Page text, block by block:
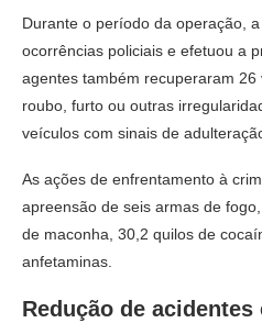
Durante o período da operação,
ocorrências policiais e efetuou a
agentes também recuperaram
roubo, furto ou outras
veículos com sinais de
As ações de enfrentamento à
apreensão de seis armas de
de maconha, 30,2 quilos de
anfetaminas.
Redução de acidentes